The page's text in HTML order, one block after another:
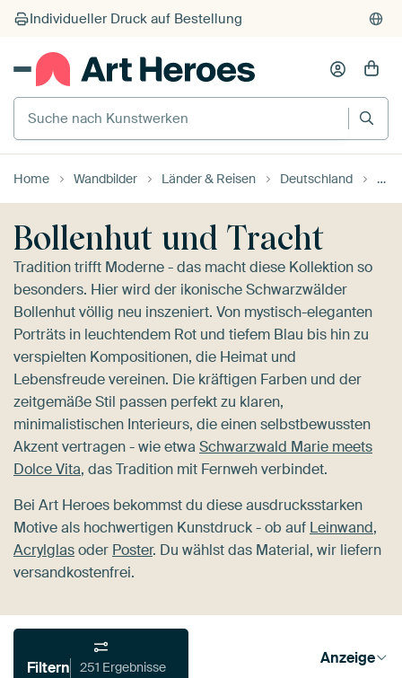
Suche nach Kunstwerken
Home Wandbilder Länder & Reisen Deutschland
Bollenhut und Tracht
Tradition trifft Moderne - das macht diese Kollektion so
besonders. Hier wird der ikonische Schwarzwälder
Bollenhut völlig neu inszeniert. Von mystisch-eleganten
Porträts in leuchtendem Rot und tiefem Blau bis hin zu
verspielten Kompositionen, die Heimat und
Lebensfreude vereinen. Die kräftigen Farben und der
zeitgemäße Stil passen perfekt zu klaren,
minimalistischen Interieurs, die einen selbstbewussten
Akzent vertragen - wie etwa Schwarzwald Marie meets
Dolce Vita, das Tradition mit Fernweh verbindet.
Bei Art Heroes bekommst du diese ausdrucksstarken
Motive als hochwertigen Kunstdruck - ob auf Leinwand,
Acrylglasoder Poster. Du wählst das Material, wir liefern
versandkostenfrei.
Filtern 251 Ergebnisse Anzeige